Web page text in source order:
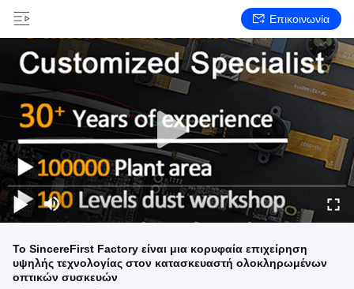
Επικοινωνία
Το SincereFirst Factory είναι μια κορυφαία επιχείρηση
υψηλής τεχνολογίας στον κατασκευαστή ολοκληρωμένων
οπτικών συσκευών